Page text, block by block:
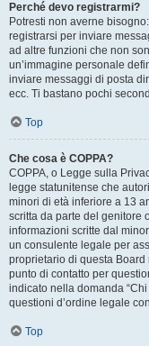
Perché devo registrarmi?
Potresti non averne
registrarsi per inviare
ad altre funzioni che non
un’immagine personale
inviare messaggi di posta
ecc. Ti bastano pochi
Top
Che cosa è COPPA?
COPPA, o Legge sulla
legge statunitense che
minori di età inferiore a 13
scritta da parte del genitore
informazioni scritte dal
un consulente legale per
proprietario di questa
punto di contatto per
indicato nella domanda
questioni d’ordine legale
Top